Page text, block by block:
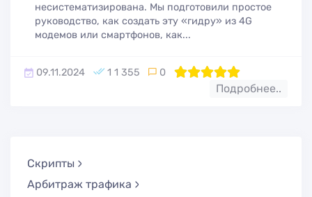
несистематизирована. Мы подготовили простое
руководство, как создать эту «гидру» из 4G
модемов или смартфонов, как...
09.11.2024 1 1 355 0 100
1 2 3 4 5
Подробнее..
Скрипты
Арбитраж трафика